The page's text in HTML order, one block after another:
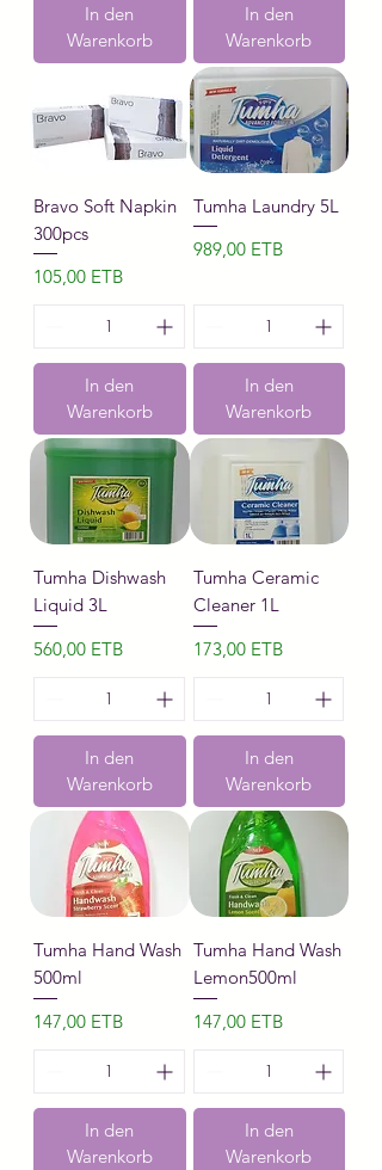
In den
Warenkorb
In den
Warenkorb
Bravo Soft Napkin
300pcs
Preis
105,00 ETB
In den
Warenkorb
Tumha Laundry 5L
Preis
989,00 ETB
In den
Warenkorb
Tumha Dishwash
Liquid 3L
Preis
560,00 ETB
In den
Warenkorb
Tumha Ceramic
Cleaner 1L
Preis
173,00 ETB
In den
Warenkorb
Tumha Hand Wash
500ml
Preis
147,00 ETB
In den
Warenkorb
Tumha Hand Wash
Lemon500ml
Preis
147,00 ETB
In den
Warenkorb